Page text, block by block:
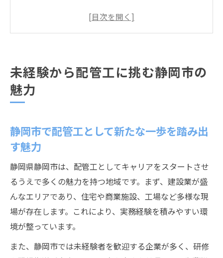
配管工未経験者が感じる静岡市の働きやす
配管工で静岡市を選ぶメリットと特徴
静岡市で配管工の経験を積む意義とは
配管工経験が静岡市で将来に役立つ理由
果
配管工としてスキルを磨く静岡市の魅力
静岡市で配管工を続ける意義とやりがい
配管工の経験は静岡市でどんな価値が生ま
資格不要で始める配管工の安心ポイント
未経験から配管工に挑む静岡市の
魅力
静岡市で配管工として新たな一歩を踏み出
す魅力
静岡県静岡市は、配管工としてキャリアをスタートさせ
るうえで多くの魅力を持つ地域です。まず、建設業が盛
んなエリアであり、住宅や商業施設、工場など多様な現
場が存在します。これにより、実務経験を積みやすい環
境が整っています。
また、静岡市では未経験者を歓迎する企業が多く、研修